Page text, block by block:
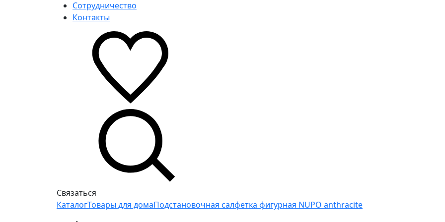
Сотрудничество
Контакты
Связаться
КаталогТовары для домаПодстановочная салфетка фигурная NUPO anthracite